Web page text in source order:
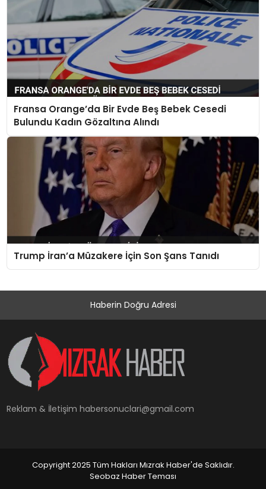
Fransa Orange’da Bir Evde Beş Bebek Cesedi
Bulundu Kadın Gözaltına Alındı
Trump İran’a Müzakere İçin Son Şans Tanıdı
Haberin Doğru Adresi
Reklam & İletişimhabersonuclari@gmail.com
Copyright 2025 Tüm Hakları Mızrak Haber'de Saklıdır.
Seobaz Haber Teması